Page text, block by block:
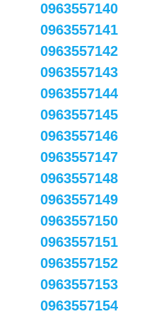
0963557140
0963557141
0963557142
0963557143
0963557144
0963557145
0963557146
0963557147
0963557148
0963557149
0963557150
0963557151
0963557152
0963557153
0963557154